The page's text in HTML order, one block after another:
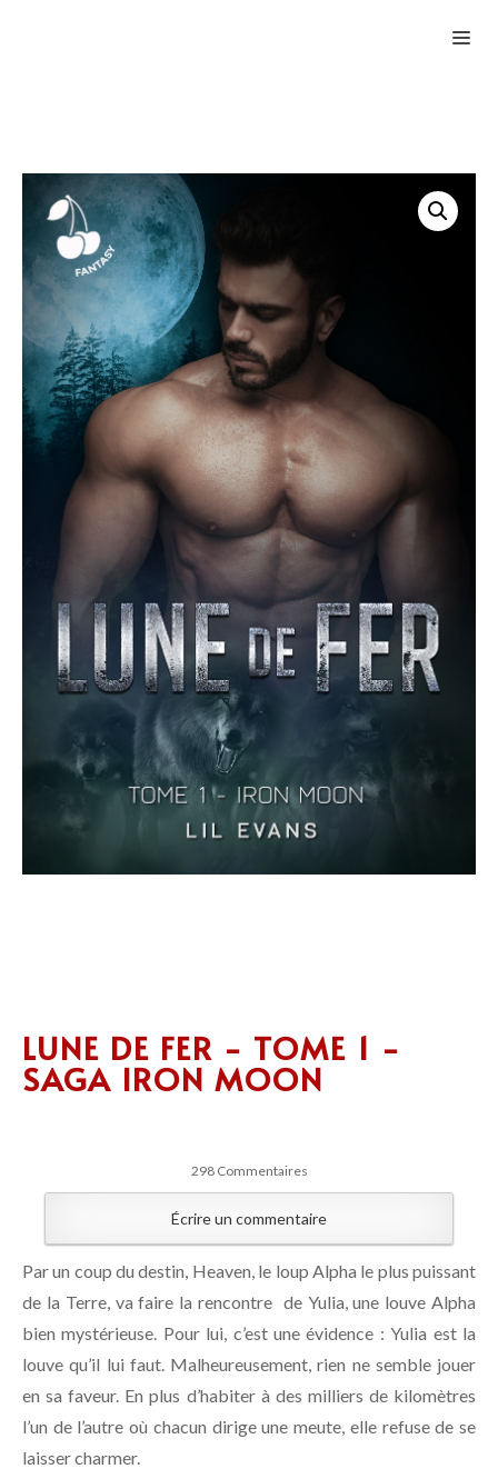
LUNE DE FER - TOME 1 -
SAGA IRON MOON
298 Commentaires
Écrire un commentaire
Par un coup du destin, Heaven, le loup Alpha le plus puissant
de la Terre, va faire la rencontre de Yulia, une louve Alpha
bien mystérieuse. Pour lui, c’est une évidence : Yulia est la
louve qu’il lui faut. Malheureusement, rien ne semble jouer
en sa faveur. En plus d’habiter à des milliers de kilomètres
l’un de l’autre où chacun dirige une meute, elle refuse de se
laisser charmer.